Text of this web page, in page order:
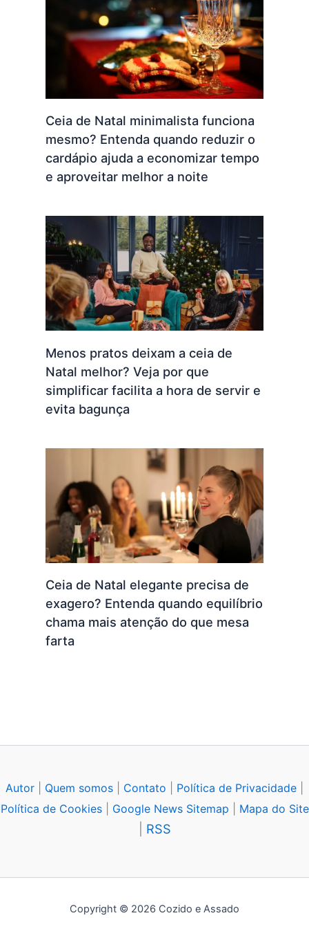
Ceia de Natal minimalista funciona
mesmo? Entenda quando reduzir o
cardápio ajuda a economizar tempo
e aproveitar melhor a noite
Menos pratos deixam a ceia de
Natal melhor? Veja por que
simplificar facilita a hora de servir e
evita bagunça
Ceia de Natal elegante precisa de
exagero? Entenda quando equilíbrio
chama mais atenção do que mesa
farta
Autor Quem somos Contato Política de Privacidade
Política de Cookies| Google News Sitemap Mapa do Site
RSS
Copyright © 2026 Cozido e Assado